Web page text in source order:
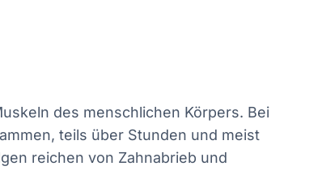
des menschlichen Körpers. Bei
teils über Stunden und meist
reichen von Zahnabrieb und